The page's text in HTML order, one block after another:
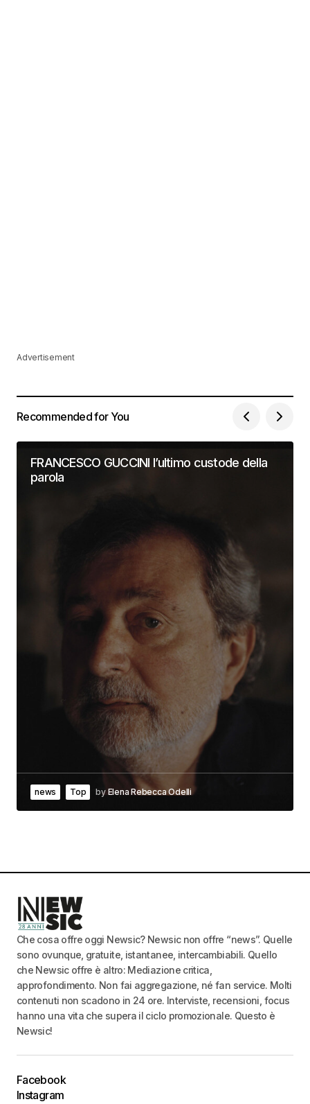
Advertisement
Recommended for You
FRANCESCO GUCCINI l’ultimo custode della
parola
news Top by Elena Rebecca Odelli
Che cosa offre oggi Newsic? Newsic non offre “news”. Quelle
sono ovunque, gratuite, istantanee, intercambiabili. Quello
che Newsic offre è altro: Mediazione critica,
approfondimento. Non fai aggregazione, né fan service. Molti
contenuti non scadono in 24 ore. Interviste, recensioni, focus
hanno una vita che supera il ciclo promozionale. Questo è
Newsic!
Facebook
Instagram